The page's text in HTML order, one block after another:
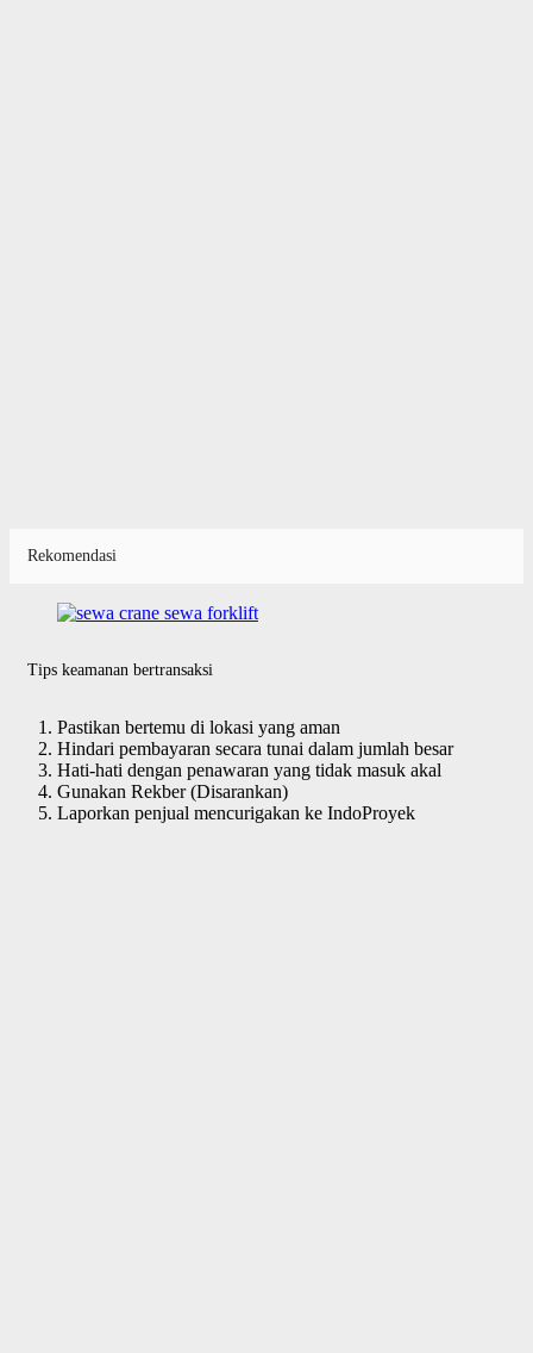
Rekomendasi
Tips keamanan bertransaksi
Pastikan bertemu di lokasi yang aman
Hindari pembayaran secara tunai dalam jumlah besar
Hati-hati dengan penawaran yang tidak masuk akal
Gunakan Rekber (Disarankan)
Laporkan penjual mencurigakan ke IndoProyek